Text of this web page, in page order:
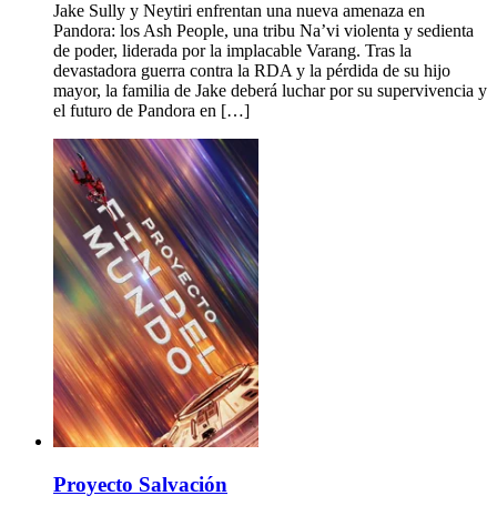
Jake Sully y Neytiri enfrentan una nueva amenaza en
Pandora: los Ash People, una tribu Na’vi violenta y sedienta
de poder, liderada por la implacable Varang. Tras la
devastadora guerra contra la RDA y la pérdida de su hijo
mayor, la familia de Jake deberá luchar por su supervivencia y
el futuro de Pandora en […]
Proyecto Salvación